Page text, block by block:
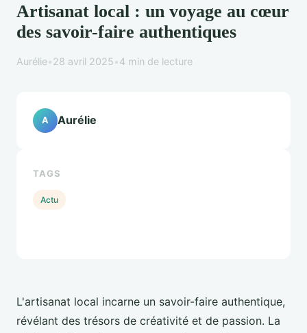
Artisanat local : un voyage au cœur
des savoir-faire authentiques
Aurélie•28 avril 2025•4 min de lecture
L'artisanat local incarne un savoir-faire authentique,
révélant des trésors de créativité et de passion. La
A Aurélie
TAGS
Actu